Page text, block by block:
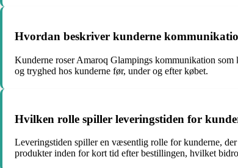
Hvordan beskriver kunderne
Kunderne roser Amaroq Glampings kommunikation
og tryghed hos kunderne før, under og efter købet.
Hvilken rolle spiller leveringstiden for
Leveringstiden spiller en væsentlig rolle for kunderne,
produkter inden for kort tid efter bestillingen, hvilket